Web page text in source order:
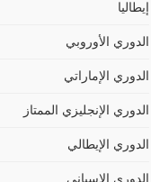
إيطاليا
الدوري الأوروبي
الدوري الإماراتي
الدوري الإنجليزي الممتاز
الدوري الإيطالي
الدوري الاسباني